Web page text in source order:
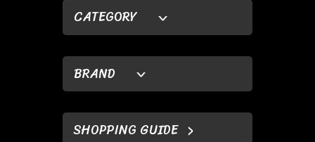
CATEGORY
BRAND
SHOPPING GUIDE